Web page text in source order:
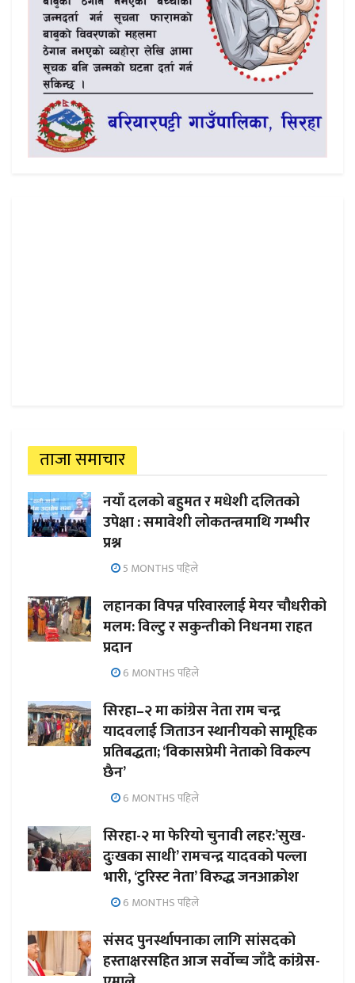
ताजा समाचार
नयाँ दलको बहुमत र मधेशी दलितको
उपेक्षा : समावेशी लोकतन्त्रमाथि गम्भीर
प्रश्न
5 MONTHS पहिले
लहानका विपन्न परिवारलाई मेयर चौधरीको
मलम: विल्टु र सकुन्तीको निधनमा राहत
प्रदान
6 MONTHS पहिले
सिरहा–२ मा कांग्रेस नेता राम चन्द्र
यादवलाई जिताउन स्थानीयको सामूहिक
प्रतिबद्धता; ‘विकासप्रेमी नेताको विकल्प
छैन’
6 MONTHS पहिले
सिरहा-२ मा फेरियो चुनावी लहर:’सुख-
दुःखका साथी’ रामचन्द्र यादवको पल्ला
भारी, ‘टुरिस्ट नेता’ विरुद्ध जनआक्रोश
6 MONTHS पहिले
संसद पुनर्स्थापनाका लागि सांसदको
हस्ताक्षरसहित आज सर्वोच्च जाँदै कांग्रेस-